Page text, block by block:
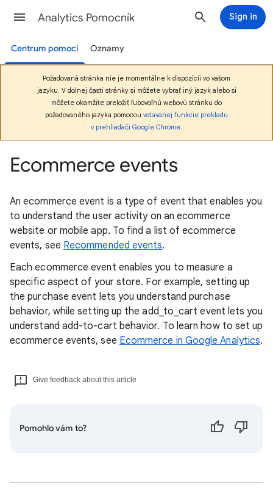
Analytics Pomocník Sign in
Centrum pomoci Oznamy
Požadovaná stránka nie je momentálne k dispozícii vo vašom
jazyku. V dolnej časti stránky si môžete vybrať iný jazyk alebo si
môžete okamžite preložiť ľubovoľnú webovú stránku do
požadovaného jazyka pomocou vstavanej funkcie prekladu
v prehliadači Google Chrome.
Ecommerce events
An ecommerce event is a type of event that enables you
to understand the user activity on an ecommerce
website or mobile app. To find a list of ecommerce
events, see Recommended events.
Each ecommerce event enables you to measure a
specific aspect of your store. For example, setting up
the purchase event lets you understand purchase
behavior, while setting up the add_to_cart event lets you
understand add-to-cart behavior. To learn how to set up
ecommerce events, see Ecommerce in Google Analytics.
Give feedback about this article
Pomohlo vám to?